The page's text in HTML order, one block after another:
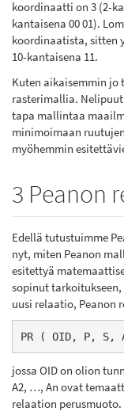
koordinaatti on 3 (2-
kantaisena 00 01).
koordinaatista, sitten
10-kantaisena 11.
Kuten aikaisemmin
rasterimallia.
tapa mallintaa
minimoimaan
myöhemmin
3 Peanon
Edellä tutustuimme
nyt, miten Peanon
esitettyä
sopinut
uusi relaatio, Peanon
PR ( OID, P,
jossa OID on olion
A2, …, An ovat
relaation